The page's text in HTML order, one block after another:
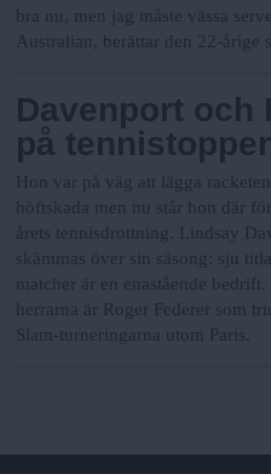
bra nu, men jag måste vässa
Australian, berättar den 22-årige
Davenport och
på
Hon var på väg att lägga
höftskada men nu står hon där
årets tennisdrottning. Lindsay
skämmas över sin säsong: sju
matcher är en enastående
herrarna är Roger Federer som
Slam-turneringarna utom Paris.